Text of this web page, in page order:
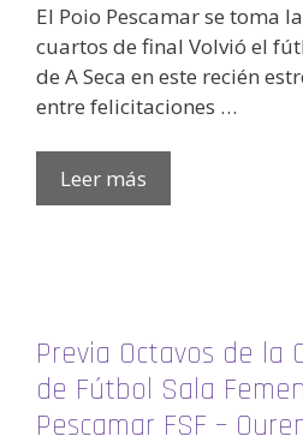
El Poio Pescamar se toma
cuartos de final Volvió el
de A Seca en este recién
entre felicitaciones …
Leer más
Previa Octavos de la
de Fútbol Sala
Pescamar FSF –